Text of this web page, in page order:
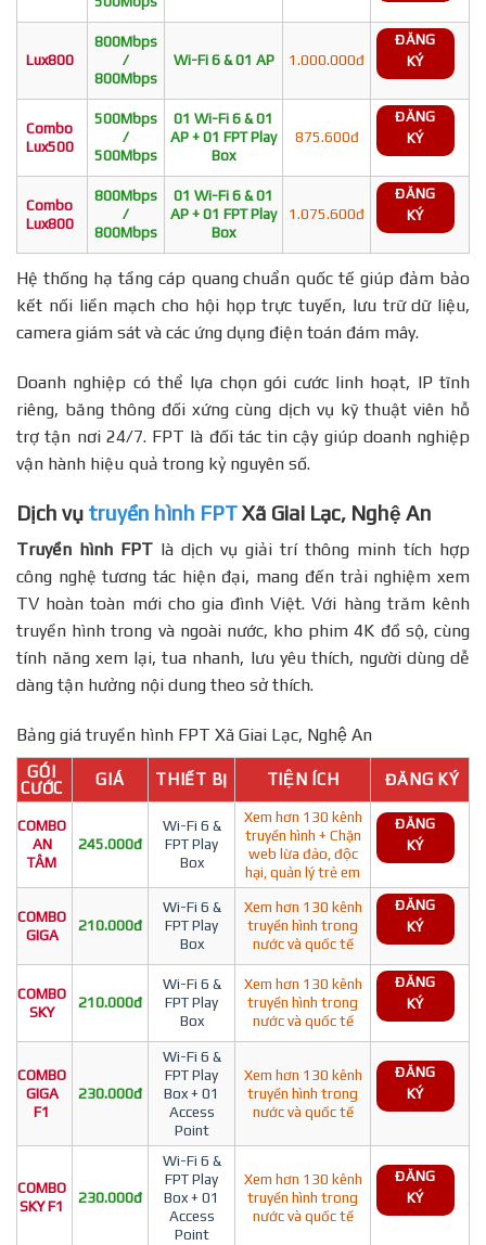
Lux800
800Mbps
/
800Mbps
Wi-Fi 6 & 01 AP 1.000.000đ
ĐĂNG
KÝ
Combo
Lux500
500Mbps
/
500Mbps
01 Wi-Fi 6 & 01
AP + 01 FPT Play
Box
875.600đ
ĐĂNG
KÝ
Combo
Lux800
800Mbps
/
800Mbps
01 Wi-Fi 6 & 01
AP + 01 FPT Play
Box
1.075.600đ
ĐĂNG
KÝ
Hệ thống hạ tầng cáp quang chuẩn quốc tế giúp đảm bảo
kết nối liền mạch cho hội họp trực tuyến, lưu trữ dữ liệu,
camera giám sát và các ứng dụng điện toán đám mây.
Doanh nghiệp có thể lựa chọn gói cước linh hoạt, IP tĩnh
riêng, băng thông đối xứng cùng dịch vụ kỹ thuật viên hỗ
trợ tận nơi 24/7. FPT là đối tác tin cậy giúp doanh nghiệp
vận hành hiệu quả trong kỷ nguyên số.
Dịch vụ truyền hình FPTXã Giai Lạc, Nghệ An
Truyền hình FPT là dịch vụ giải trí thông minh tích hợp
công nghệ tương tác hiện đại, mang đến trải nghiệm xem
TV hoàn toàn mới cho gia đình Việt. Với hàng trăm kênh
truyền hình trong và ngoài nước, kho phim 4K đồ sộ, cùng
tính năng xem lại, tua nhanh, lưu yêu thích, người dùng dễ
dàng tận hưởng nội dung theo sở thích.
Bảng giá truyền hình FPT Xã Giai Lạc, Nghệ An
GÓI
CƯỚC
GIÁ THIẾT BỊ TIỆN ÍCH ĐĂNG KÝ
COMBO
AN
TÂM
245.000đ
Wi-Fi 6 &
FPT Play
Box
Xem hơn 130 kênh
truyền hình + Chặn
web lừa đảo, độc
hại, quản lý trẻ em
ĐĂNG
KÝ
COMBO
GIGA
210.000đ
Wi-Fi 6 &
FPT Play
Box
Xem hơn 130 kênh
truyền hình trong
nước và quốc tế
ĐĂNG
KÝ
COMBO
SKY
210.000đ
Wi-Fi 6 &
FPT Play
Box
Xem hơn 130 kênh
truyền hình trong
nước và quốc tế
ĐĂNG
KÝ
COMBO
GIGA
F1
230.000đ
Wi-Fi 6 &
FPT Play
Box + 01
Access
Point
Xem hơn 130 kênh
truyền hình trong
nước và quốc tế
ĐĂNG
KÝ
COMBO
SKY F1
230.000đ
Wi-Fi 6 &
FPT Play
Box + 01
Access
Point
Xem hơn 130 kênh
truyền hình trong
nước và quốc tế
ĐĂNG
KÝ